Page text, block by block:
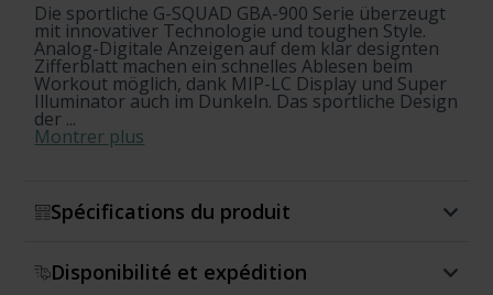
Die sportliche G-SQUAD GBA-900 Serie überzeugt
mit innovativer Technologie und toughen Style.
Analog-Digitale Anzeigen auf dem klar designten
Zifferblatt machen ein schnelles Ablesen beim
Workout möglich, dank MIP-LC Display und Super
Illuminator auch im Dunkeln. Das sportliche Design
der ...
Montrer plus
Spécifications du produit
Disponibilité et expédition